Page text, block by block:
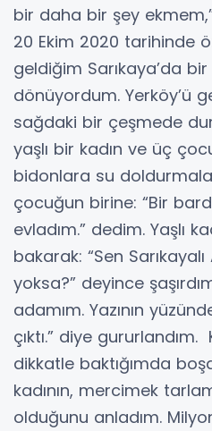
bir daha bir şey
20 Ekim 2020 tarihinde
geldiğim Sarıkaya’da
dönüyordum. Yerköy’ü
sağdaki bir çeşmede
yaşlı bir kadın ve üç
bidonlara su
çocuğun birine: “Bir
evladım.” dedim. Yaşlı
bakarak: “Sen
yoksa?” deyince
adamım. Yazının
çıktı.” diye gururlandım.
dikkatle baktığımda
kadının, mercimek
olduğunu anladım.